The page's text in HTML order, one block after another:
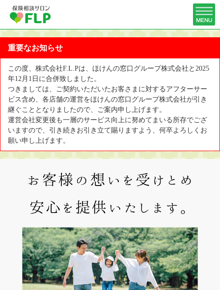
重要なお知らせ
この度、株式会社F.L.Pは、ほけんの窓口グループ株式会社と2025
年12月1日に合併致しました。
つきましては、ご契約いただいたお客さまに対するアフターサー
ビス含め、各店舗の運営をほけんの窓口グループ株式会社が引き
継ぐこととなりましたので、ご案内申し上げます。
運営会社変更後も一層のサービス向上に努めてまいる所存でござ
いますので、引き続きお引き立て賜りますよう、何卒よろしくお
願い申し上げます。